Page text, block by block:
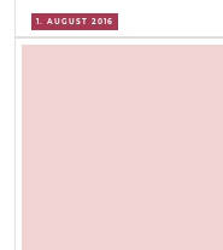
1. AUGUST 2016